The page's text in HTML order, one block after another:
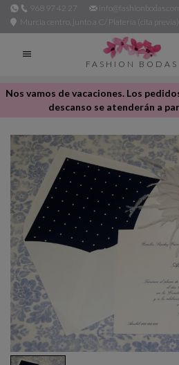
968 97 42 27
info@fashionbodas.com
Murcia centro, junto a C/ Platería (cita previa)

FASHION BODAS
Nos vamos de vacaciones. Los
descanso se atenderán a